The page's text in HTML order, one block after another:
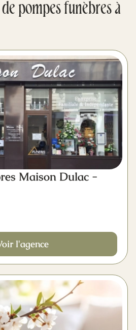
pompes funèbres à
Maison Dulac -
l'agence